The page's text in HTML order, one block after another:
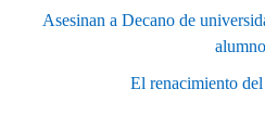
Asesinan a Decano de
El renacimiento